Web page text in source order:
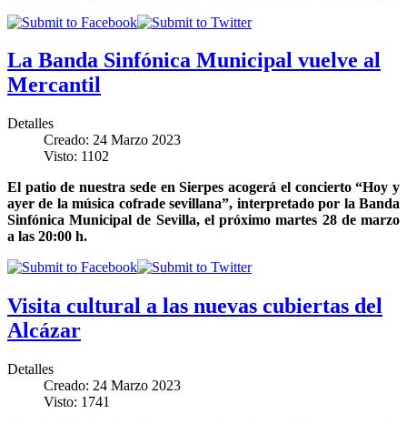
La Banda Sinfónica Municipal vuelve al
Mercantil
Detalles
Creado: 24 Marzo 2023
Visto: 1102
El patio de nuestra sede en Sierpes acogerá el concierto “Hoy y
ayer de la música cofrade sevillana”, interpretado por la Banda
Sinfónica Municipal de Sevilla, el próximo martes 28 de marzo
a las 20:00 h.
Visita cultural a las nuevas cubiertas del
Alcázar
Detalles
Creado: 24 Marzo 2023
Visto: 1741